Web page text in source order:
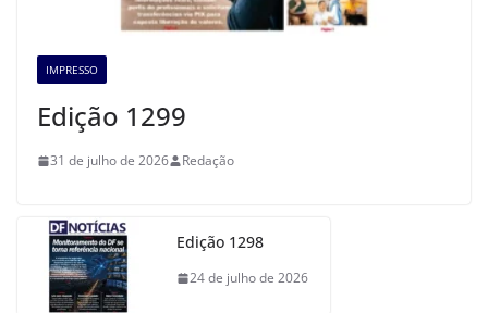
IMPRESSO
Edição 1299
31 de julho de 2026 Redação
Edição 1298
24 de julho de 2026